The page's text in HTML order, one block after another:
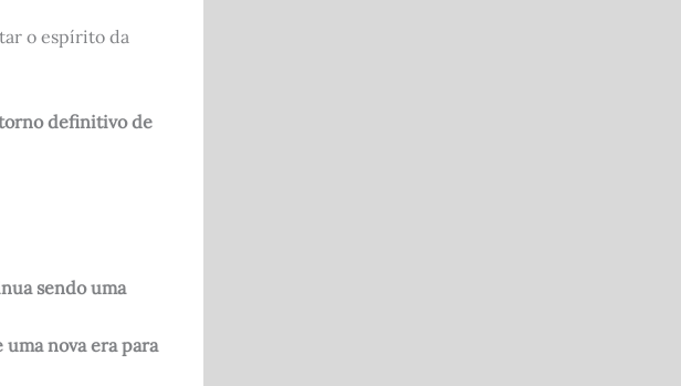
o espírito da
definitivo de
sendo uma
nova era para